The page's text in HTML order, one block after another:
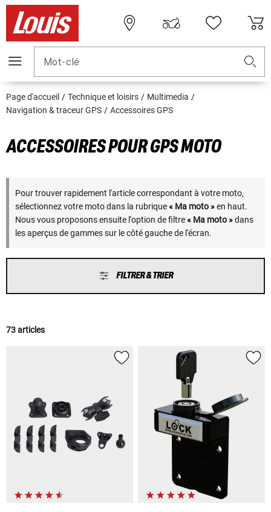
Mot-clé
Page d'accueil Technique et loisirs
Multimedia
Navigation & traceur GPS
Accessoires GPS
ACCESSOIRES POUR GPS MOTO
Pour trouver rapidement l'article correspondant à votre moto,
sélectionnez votre moto dans la rubrique« Ma moto »en haut.
Nous vous proposons ensuite l'option de filtre« Ma moto »dans
les aperçus de gammes sur le côté gauche de l'écran.
FILTRER & TRIER
73 articles